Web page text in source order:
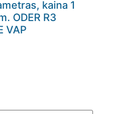
kaina 1
ODER R3
VAP